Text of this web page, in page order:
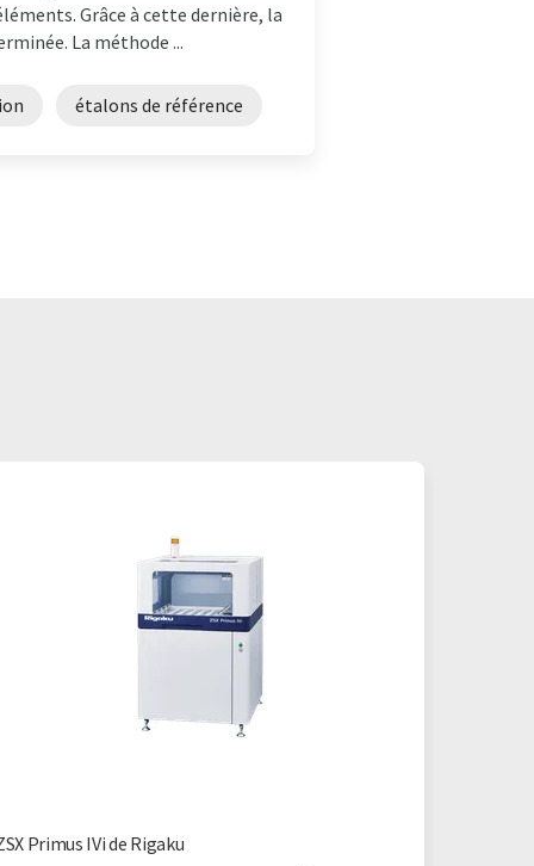
Grâce à cette dernière, la
La méthode ...
étalons de référence
Primus IVi de Rigaku